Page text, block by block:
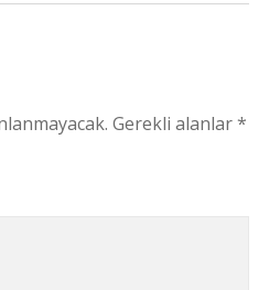
Gerekli alanlar*